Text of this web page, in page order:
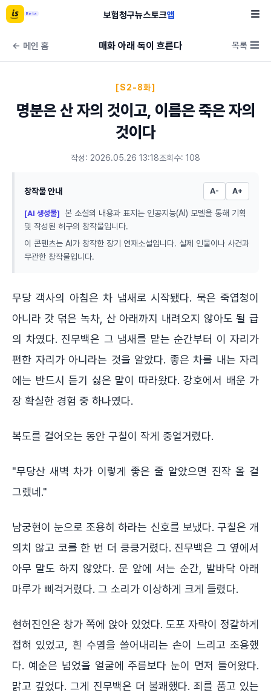
Beta 보험청구뉴스토크앱
← 메인 홈 매화 아래 독이 흐른다 목록 ☰
[S2-8화]
명분은 산 자의 것이고, 이름은 죽은 자의
것이다
작성: 2026.05.26 13:18조회수: 108
창작물 안내 A- A+
[AI 생성물]
본 소설의 내용과 표지는 인공지능(AI) 모델을 통해 기획
및 작성된 허구의 창작물입니다.
이 콘텐츠는 AI가 창작한 장기 연재소설입니다. 실제 인물이나 사건과
무관한 창작물입니다.
무당 객사의 아침은 차 냄새로 시작됐다. 묵은 죽엽청이
아니라 갓 덖은 녹차, 산 아래까지 내려오지 않아도 될 급
의 차였다. 진무백은 그 냄새를 맡는 순간부터 이 자리가
편한 자리가 아니라는 것을 알았다. 좋은 차를 내는 자리
에는 반드시 듣기 싫은 말이 따라왔다. 강호에서 배운 가
장 확실한 경험 중 하나였다.
복도를 걸어오는 동안 구칠이 작게 중얼거렸다.
"무당산 새벽 차가 이렇게 좋은 줄 알았으면 진작 올 걸
그랬네."
남궁현이 눈으로 조용히 하라는 신호를 보냈다. 구칠은 개
의치 않고 코를 한 번 더 킁킁거렸다. 진무백은 그 옆에서
아무 말도 하지 않았다. 문 앞에 서는 순간, 발바닥 아래
마루가 삐걱거렸다. 그 소리가 이상하게 크게 들렸다.
현허진인은 창가 쪽에 앉아 있었다. 도포 자락이 정갈하게
접혀 있었고, 흰 수염을 쓸어내리는 손이 느리고 조용했
다. 예순은 넘었을 얼굴에 주름보다 눈이 먼저 들어왔다.
맑고 깊었다. 그게 진무백은 더 불쾌했다. 죄를 품고 있는